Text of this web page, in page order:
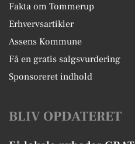
Fakta om Tommerup
Erhvervsartikler
Assens Kommune
Få en gratis salgsvurdering
Sponsoreret indhold
BLIV OPDATERET